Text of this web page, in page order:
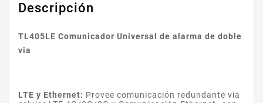
Descripción
TL405LE Comunicador Universal de alarma de doble
via
LTE y Ethernet: Provee comunicación redundante via